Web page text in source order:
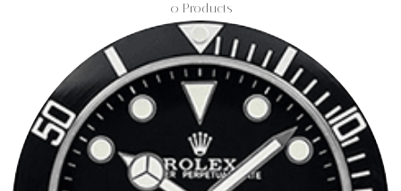
0 Products